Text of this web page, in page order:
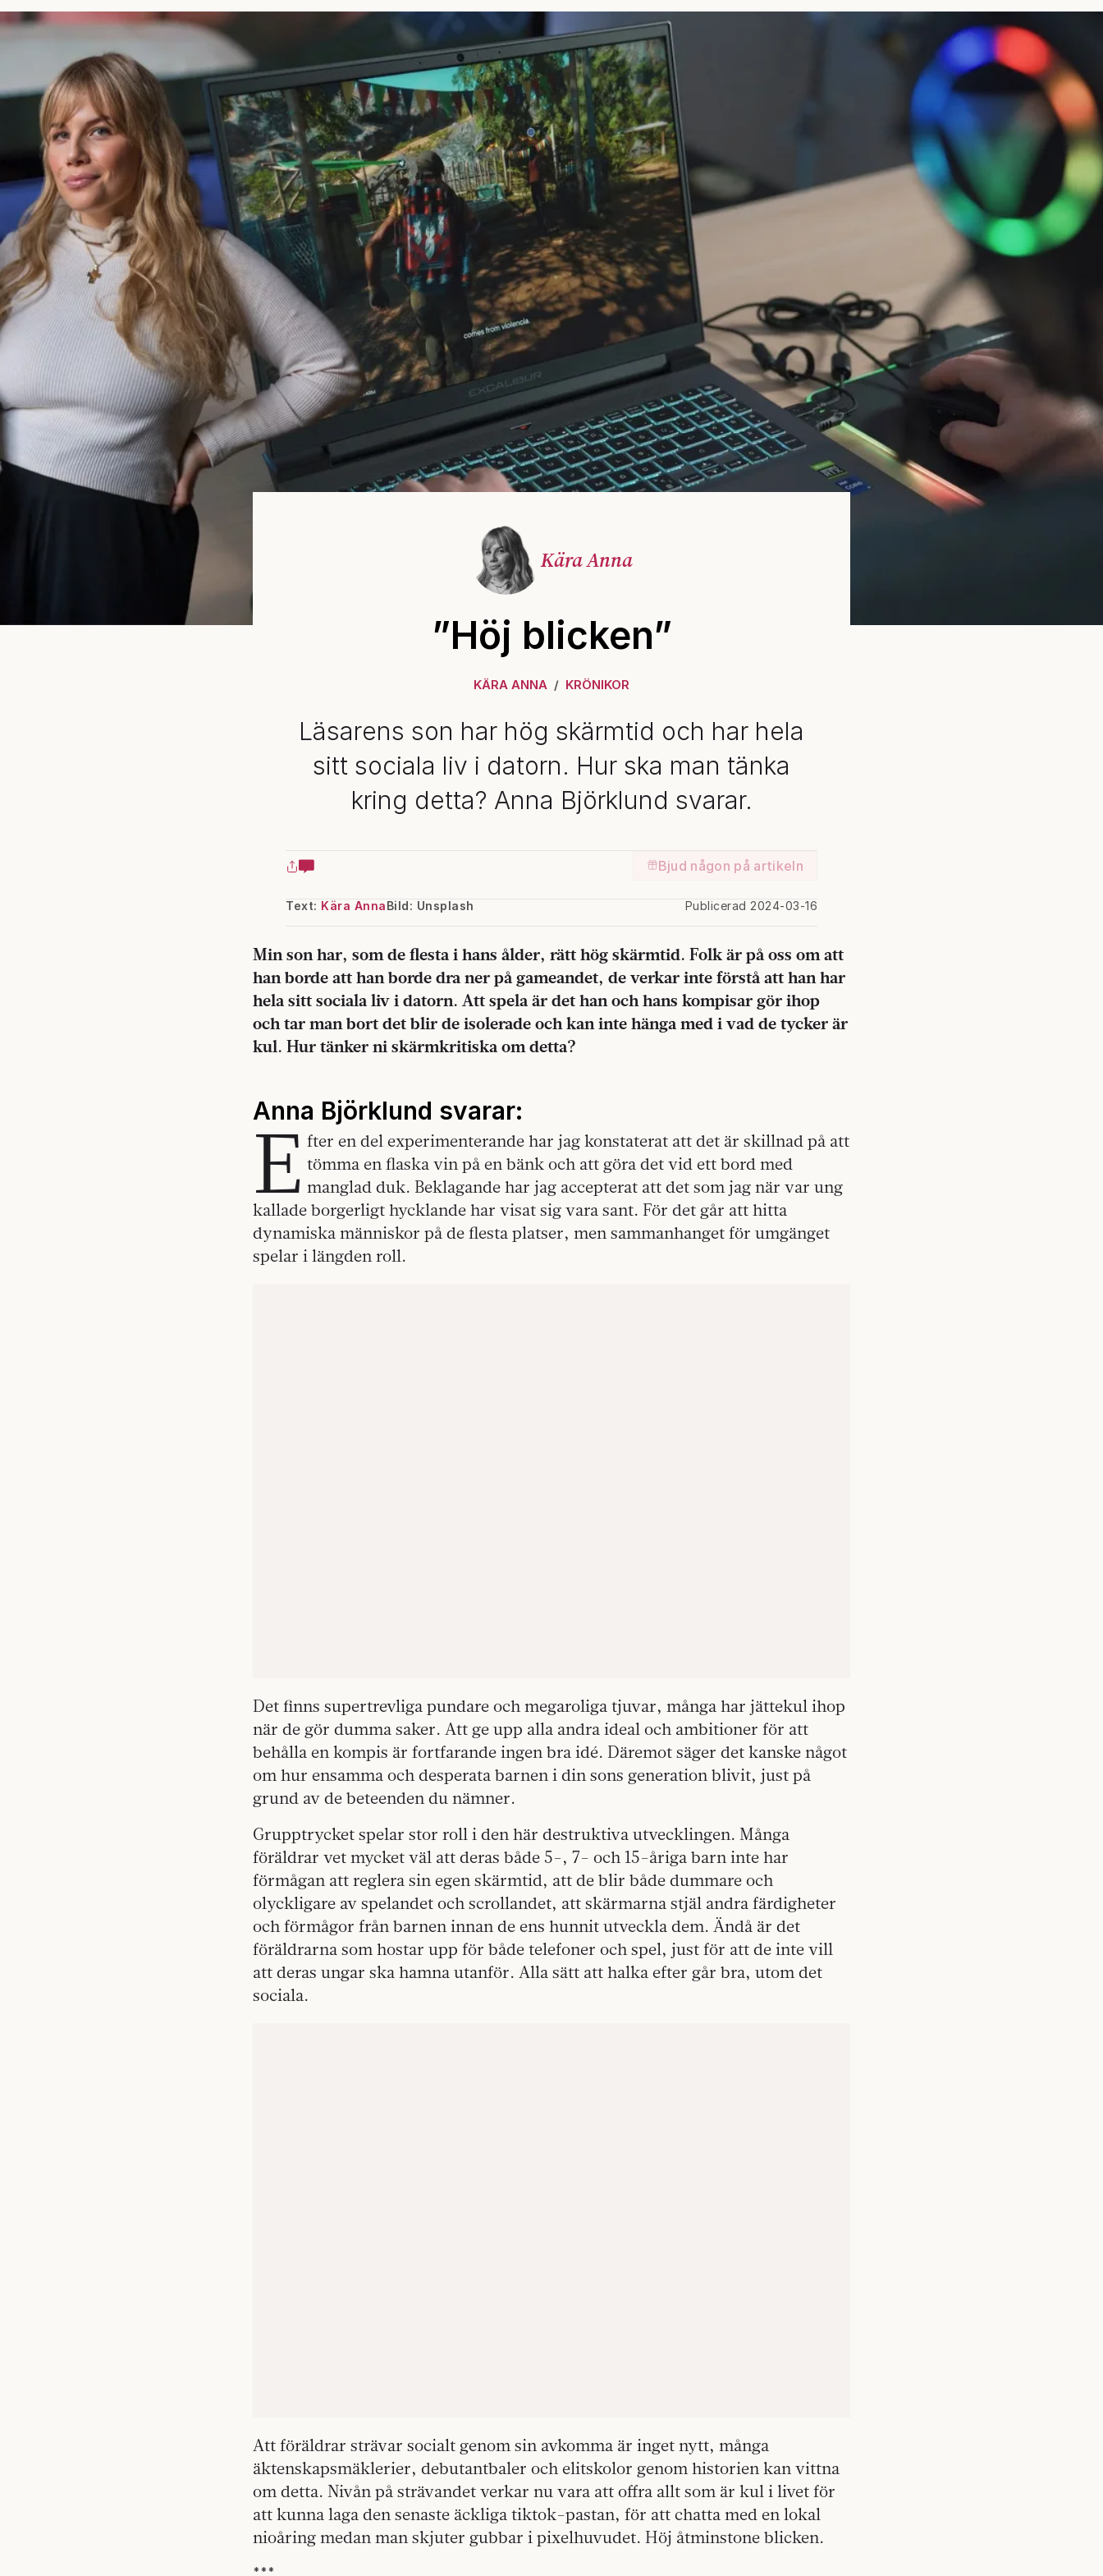
Kära Anna
”Höj blicken”
KÄRA ANNA KRÖNIKOR
Läsarens son har hög skärmtid och har hela
sitt sociala liv i datorn. Hur ska man tänka
kring detta? Anna Björklund svarar.
Bjud någon på artikeln
Text: Kära Anna Publicerad 2024-03-16
Bild: Unsplash
Min son har, som de flesta i hans ålder, rätt hög skärmtid. Folk är på oss om att
han borde att han borde dra ner på gameandet, de verkar inte förstå att han har
hela sitt sociala liv i datorn. Att spela är det han och hans kompisar gör ihop
och tar man bort det blir de isolerade och kan inte hänga med i vad de tycker är
kul. Hur tänker ni skärmkritiska om detta?
Anna Björklund svarar:
E fter en del experimenterande har jag konstaterat att det är skillnad på att
tömma en flaska vin på en bänk och att göra det vid ett bord med
manglad duk. Beklagande har jag accepterat att det som jag när var ung
kallade borgerligt hycklande har visat sig vara sant. För det går att hitta
dynamiska människor på de flesta platser, men sammanhanget för umgänget
spelar i längden roll.
Det finns supertrevliga pundare och megaroliga tjuvar, många har jättekul ihop
när de gör dumma saker. Att ge upp alla andra ideal och ambitioner för att
behålla en kompis är fortfarande ingen bra idé. Däremot säger det kanske något
om hur ensamma och desperata barnen i din sons generation blivit, just på
grund av de beteenden du nämner.
Grupptrycket spelar stor roll i den här destruktiva utvecklingen. Många
föräldrar vet mycket väl att deras både 5-, 7- och 15-åriga barn inte har
förmågan att reglera sin egen skärmtid, att de blir både dummare och
olyckligare av spelandet och scrollandet, att skärmarna stjäl andra färdigheter
och förmågor från barnen innan de ens hunnit utveckla dem. Ändå är det
föräldrarna som hostar upp för både telefoner och spel, just för att de inte vill
att deras ungar ska hamna utanför. Alla sätt att halka efter går bra, utom det
sociala.
Att föräldrar strävar socialt genom sin avkomma är inget nytt, många
äktenskapsmäklerier, debutantbaler och elitskolor genom historien kan vittna
om detta. Nivån på strävandet verkar nu vara att offra allt som är kul i livet för
att kunna laga den senaste äckliga tiktok-pastan, för att chatta med en lokal
nioåring medan man skjuter gubbar i pixelhuvudet. Höj åtminstone blicken.